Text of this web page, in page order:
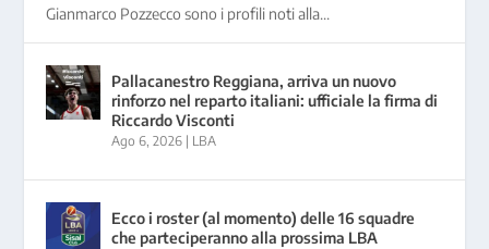
Gianmarco Pozzecco sono i profili noti alla...
Pallacanestro Reggiana, arriva un nuovo
rinforzo nel reparto italiani: ufficiale la firma di
Riccardo Visconti
Ago 6, 2026 | LBA
Ecco i roster (al momento) delle 16 squadre
che parteciperanno alla prossima LBA